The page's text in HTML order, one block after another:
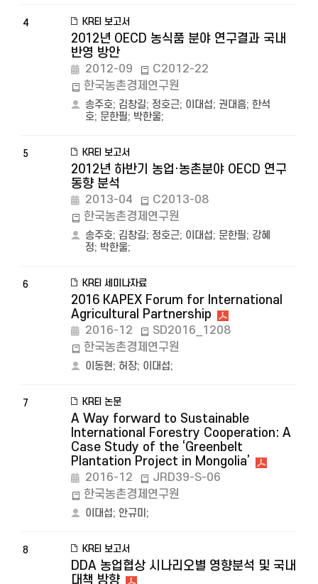
4 KREI 보고서
2012년 OECD 농식품 분야 연구결과 국내
반영 방안
2012-09
C2012-22
한국농촌경제연구원
송주호; 김창길; 정호근; 이대섭; 권대흠; 한석
호; 문한필; 박한울;
5 KREI 보고서
2012년 하반기 농업·농촌분야 OECD 연구
동향 분석
2013-04
C2013-08
한국농촌경제연구원
송주호; 김창길; 정호근; 이대섭; 문한필; 강혜
정; 박한울;
6 KREI 세미나자료
2016 KAPEX Forum for International
Agricultural Partnership
2016-12
SD2016_1208
한국농촌경제연구원
이동현; 허장; 이대섭;
7 KREI 논문
A Way forward to Sustainable
International Forestry Cooperation: A
Case Study of the ‘Greenbelt
Plantation Project in Mongolia’
2016-12
JRD39-S-06
한국농촌경제연구원
이대섭; 안규미 ;
8 KREI 보고서
DDA 농업협상 시나리오별 영향분석 및 국내
대책 방향